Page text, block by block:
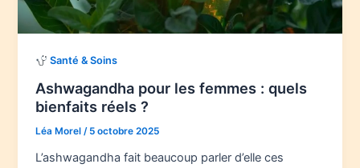
Santé & Soins
Ashwagandha pour les femmes : quels
bienfaits réels ?
Léa Morel/ 5 octobre 2025
L’ashwagandha fait beaucoup parler d’elle ces